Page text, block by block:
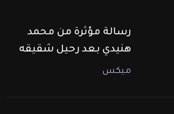
رسالة مؤثرة من محمد
هنيدي بعد رحيل شقيقه
ميكس